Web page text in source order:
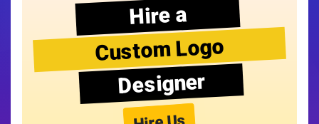
Hire a
Custom Logo
Designer